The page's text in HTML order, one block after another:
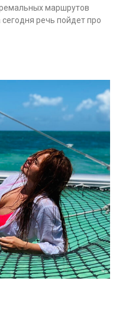
маршрутов
речь пойдет про